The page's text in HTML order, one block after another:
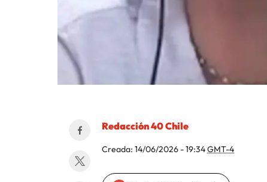
Redacción 40 Chile
Creada: 14/06/2026 - 19:34GMT-4